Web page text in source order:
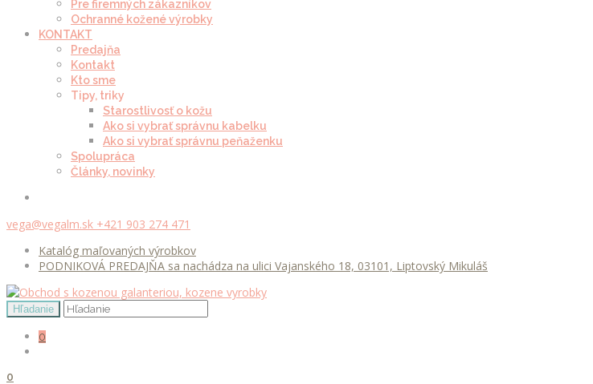
Pre firemných zákazníkov
Ochranné kožené výrobky
KONTAKT
Predajňa
Kontakt
Kto sme
Tipy, triky
Starostlivosť o kožu
Ako si vybrať správnu kabelku
Ako si vybrať správnu peňaženku
Spolupráca
Články, novinky
vega@vegalm.sk +421 903 274 471
Katalóg maľovaných výrobkov
PODNIKOVÁ PREDAJŇA sa nachádza na ulici Vajanského 18, 03101, Liptovský Mikuláš
0
0